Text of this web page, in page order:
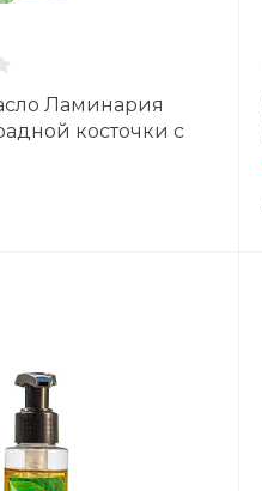
Ламинария
косточки с
100 мл